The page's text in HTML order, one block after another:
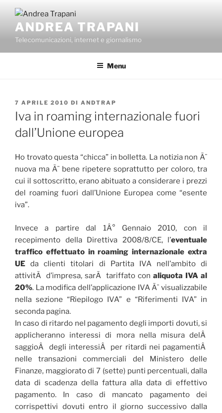
contenuto
ANDREA TRAPANI
Telecomunicazioni, internet e giornalismo
Menu
PUBBLICATO
IL
7 APRILE 2010 DI ANDTRAP
Iva in roaming internazionale fuori
dall’Unione europea
Ho trovato questa “chicca” in bolletta. La notizia non Ã¨
nuova ma Ã¨ bene ripetere soprattutto per coloro, tra
cui il sottoscritto, erano abituato a considerare i prezzi
del roaming fuori dall’Unione Europea come “esente
iva”.
Invece a partire dal 1Â° Gennaio 2010, con il
recepimento della Direttiva 2008/8/CE, l’eventuale
traffico effettuato in roaming internazionale extra
UE da clienti titolari di Partita IVA nell’ambito di
attivitÃ d’impresa, sarÃ tariffato con aliquota IVA al
20%. La modifica dell’applicazione IVA Ã¨ visualizzabile
nella sezione “Riepilogo IVA” e “Riferimenti IVA” in
seconda pagina.
In caso di ritardo nel pagamento degli importi dovuti, si
applicheranno interessi di mora nella misura delÂ
saggioÂ degli interessiÂ per ritardi nei pagamentiÂ
nelle transazioni commerciali del Ministero delle
Finanze, maggiorato di 7 (sette) punti percentuali, dalla
data di scadenza della fattura alla data di effettivo
pagamento. In caso di mancato pagamento dei
corrispettivi dovuti entro il giorno successivo dalla